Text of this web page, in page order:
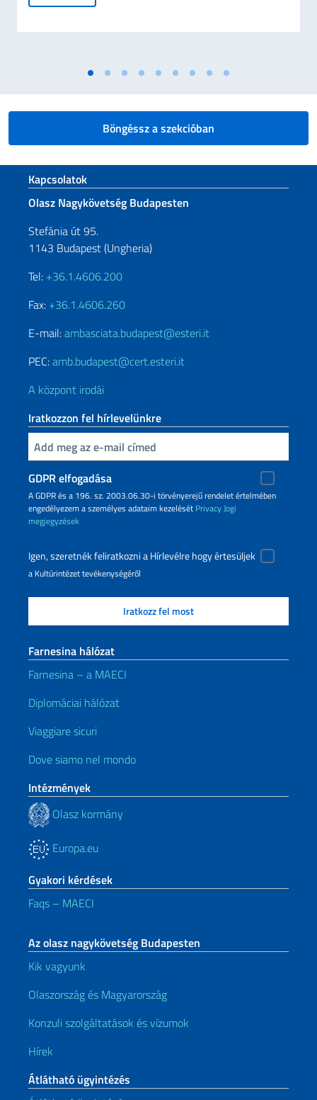
Böngéssz a szekcióban
Sezione footer
Kapcsolatok
Olasz Nagykövetség Budapesten
Stefánia út 95.
1143 Budapest (Ungheria)
Tel: +36.1.4606.200
Fax: +36.1.4606.260
E-mail:ambasciata.budapest@esteri.it
PEC:amb.budapest@cert.esteri.it
A központ irodái
Iratkozzon fel hírlevelünkre
Inserisci la tua email
GDPR elfogadása
A GDPR és a 196. sz. 2003.06.30-i törvényerejű rendelet értelmében
engedélyezem a személyes adataim kezelését PrivacyJogi
megjegyzések
Igen, szeretnék feliratkozni a Hírlevélre hogy értesüljek
a Kultúrintézet tevékenységéről
Farnesina hálózat
Farnesina – a MAECI
Diplomáciai hálózat
Viaggiare sicuri
Dove siamo nel mondo
Intézmények
Olasz kormány
Europa.eu
Gyakori kérdések
Faqs – MAECI
Az olasz nagykövetség Budapesten
Kik vagyunk
Olaszország és Magyarország
Konzuli szolgáltatások és vízumok
Hírek
Átlátható ügyintézés